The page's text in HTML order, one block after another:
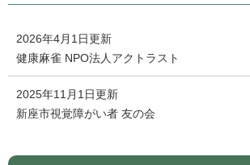
2026年4月1日更新
健康麻雀 NPO法人アクトラスト
2025年11月1日更新
新座市視覚障がい者 友の会